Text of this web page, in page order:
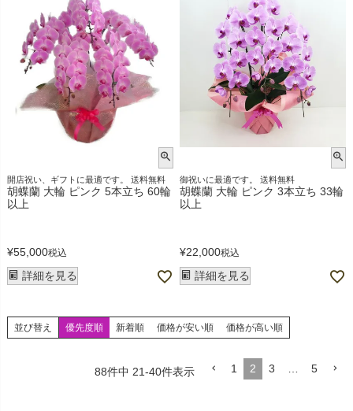
開店祝い、ギフトに最適です。 送料無料
胡蝶蘭 大輪 ピンク 5本立ち 60輪
以上
¥55,000税込
詳細を見る
御祝いに最適です。 送料無料
胡蝶蘭 大輪 ピンク 3本立ち 33輪
以上
¥22,000税込
詳細を見る
並び替え 優先度順 新着順 価格が安い順 価格が高い順
88件中 21-40件表示 1 2 3 … 5